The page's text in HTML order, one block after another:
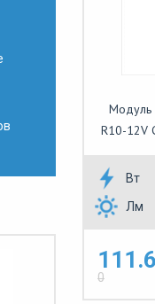
Модуль
R10-12V
Вт
Лм
0